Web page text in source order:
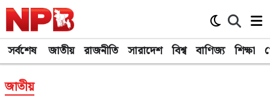
সর্বশেষ জাতীয় রাজনীতি সারাদেশ বিশ্ব বাণিজ্য শিক্ষা
জাতীয়